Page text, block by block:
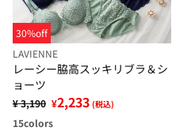
30%off
LAVIENNE
レーシー脇高スッキリブラ＆シ
ョーツ
¥ 3,190 ¥2,233 (税込)
15colors